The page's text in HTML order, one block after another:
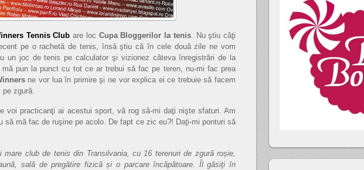
Tennis Club are loc Cupa Bloggerilor la tenis. Nu ştiu câţi
pe o rachetă de tenis, însă ştiu că în cele două zile ne vom
un joc de tenis pe calculator şi vizionez câteva înregistrări de la
pun la punct cu tot ce ar trebui să fac pe teren, nu-mi fac prea
ne vor lua în primire şi ne vor explica ei ce trebuie să facem
zgură.
voi practicanţi ai acestui sport, vă rog să-mi daţi nişte sfaturi. Am
să mă fac de ruşine pe acolo. De fapt ce zic eu?! Daţi-mi ponturi să
mare club de tenis din Transilvania, cu 16 terenuri de zgură roșie,
sală de pregătire fizică și o parcare încăpătoare. Îl găsiţi în